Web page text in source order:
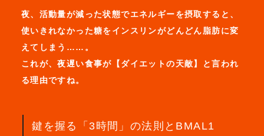
夜、活動量が減った状態でエネルギーを摂取すると、
使いきれなかった糖をインスリンがどんどん脂肪に変
えてしまう……。
これが、夜遅い食事が【ダイエットの天敵】と言われ
る理由ですね。
鍵を握る「3時間」の法則とBMAL1